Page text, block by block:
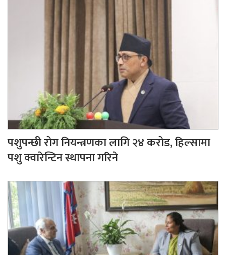
पशुपन्छी रोग नियन्त्रणका लागि २४ करोड, हिल्सामा
पशु क्वारेन्टिन स्थापना गरिने